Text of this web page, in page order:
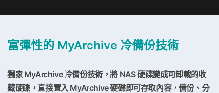
富彈性的 MyArchive 冷備份技術
獨家 MyArchive 冷備份技術，將 NAS 硬碟變成可卸載的收
藏硬碟，直接置入 MyArchive 硬碟即可存取內容，備份、分